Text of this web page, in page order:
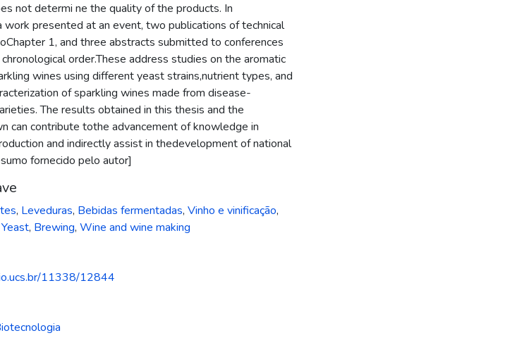
not determi ne the quality of the products. In
work presented at an event, two publications of technical
1, and three abstracts submitted to conferences
order.These address studies on the aromatic
wines using different yeast strains,nutrient types, and
of sparkling wines made from disease-
The results obtained in this thesis and the
can contribute tothe advancement of knowledge in
and indirectly assist in thedevelopment of national
fornecido pelo autor]
, Leveduras, Bebidas fermentadas, Vinho e vinificação,
Yeast, Brewing, Wine and wine making
11338/12844